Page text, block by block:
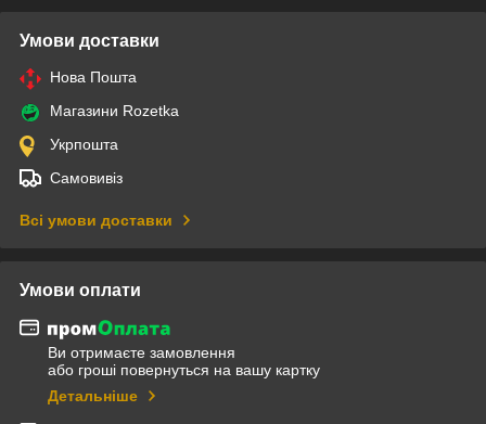
Умови доставки
Нова Пошта
Магазини Rozetka
Укрпошта
Самовивіз
Всі умови доставки
Умови оплати
Ви отримаєте замовлення
або гроші повернуться на вашу картку
Детальніше